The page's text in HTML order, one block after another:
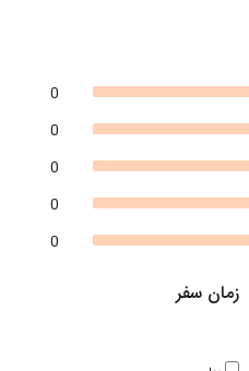
0
0
0
0
0
زمان سفر